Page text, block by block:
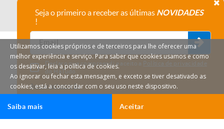
Seja o primeiro a receber as últimas NOVIDADES
!
Declaro que compreendi e aceito a Política de privacidade
do HáTudo.
Anular subscrição
Utilizamos cookies próprios e de terceiros para lhe oferecer uma
melhor experiência e serviço. Para saber que cookies usamos e como
os desativar, leia a política de cookies.
Ao ignorar ou fechar esta mensagem, e exceto se tiver desativado as
cookies, está a concordar com o seu uso neste dispositivo.
Aceitar
Saiba mais